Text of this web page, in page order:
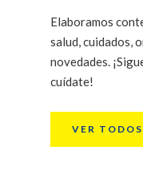
Elaboramos
salud, cuidados,
novedades.
cuídate!
VER